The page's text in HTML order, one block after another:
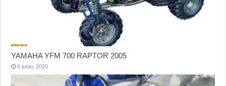
YAMAHA YFM 700 RAPTOR 2005
6 junio, 2020